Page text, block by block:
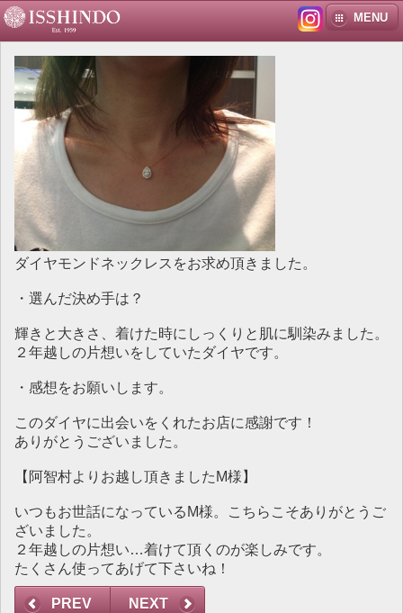
MENU
ダイヤモンドネックレスをお求め頂きました。
・選んだ決め手は？
輝きと大きさ、着けた時にしっくりと肌に馴染みました。
２年越しの片想いをしていたダイヤです。
・感想をお願いします。
このダイヤに出会いをくれたお店に感謝です！
ありがとうございました。
【阿智村よりお越し頂きましたM様】
いつもお世話になっているM様。こちらこそありがとうご
ざいました。
２年越しの片想い…着けて頂くのが楽しみです。
たくさん使ってあげて下さいね！
PREV NEXT